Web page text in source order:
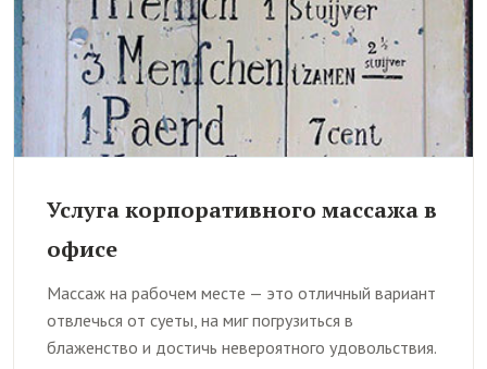
Услуга корпоративного массажа в
офисе
Массаж на рабочем месте — это отличный вариант
отвлечься от суеты, на миг погрузиться в
блаженство и достичь невероятного удовольствия.